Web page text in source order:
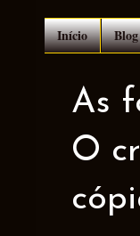
Início Blog
As
O